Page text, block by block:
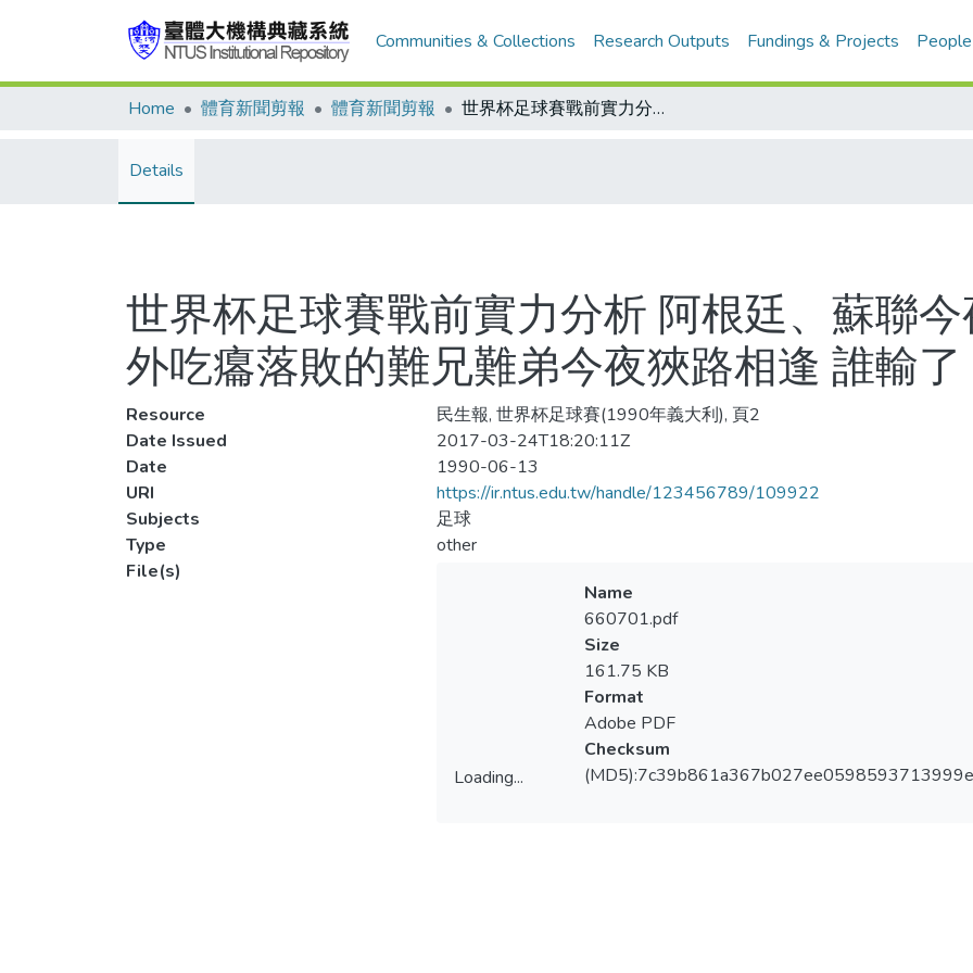
Communities & Collections Research Outputs Fundings & Projects People
Home 體育新聞剪報 體育新聞剪報 世界杯足球賽戰前實力分析 阿根廷、蘇聯今夜殊死戰 這一對意外吃癟落敗的難兄難弟今夜狹路相逢 誰輸了 就無緣晉級16強了
Details
世界杯足球賽戰前實力分析 阿根廷、蘇聯
外吃癟落敗的難兄難弟今夜狹路相逢 誰輸
Resource
民生報, 世界杯足球賽(1990年義大利), 頁2
Date Issued
2017-03-24T18:20:11Z
Date
1990-06-13
URI
https://ir.ntus.edu.tw/handle/123456789/109922
Subjects
足球
Type
other
File(s)
Loading...
Name
660701.pdf
Size
161.75 KB
Format
Adobe PDF
Checksum
(MD5):7c39b861a367b027ee0598593713999e